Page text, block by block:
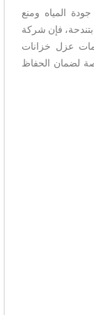
المياه ومنع
فإن شركة
عزل خزانات
لضمان الحفاظ